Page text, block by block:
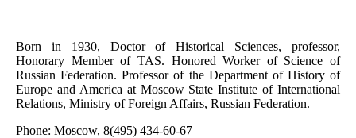
Born in 1930, Doctor of Historical Sciences, professor,
Honorary Member of TAS. Honored Worker of Science of
Russian Federation. Professor of the Department of History of
Europe and America at Moscow State Institute of International
Relations, Ministry of Foreign Affairs, Russian Federation.
Phone: Moscow, 8(495) 434-60-67